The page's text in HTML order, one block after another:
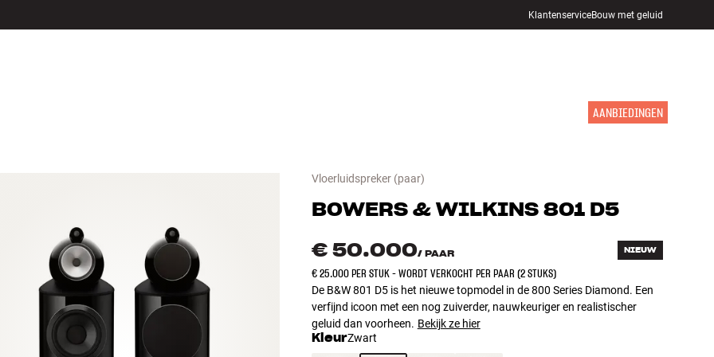
KlantenserviceBouw met geluid
AANBIEDINGEN
Vloerluidspreker(paar)
BOWERS & WILKINS 801 D5
€ 50.000/ PAAR NIEUW
€ 25.000 PER STUK - WORDT VERKOCHT PER PAAR (2 STUKS)
De B&W 801 D5 is het nieuwe topmodel in de 800 Series Diamond. Een
verfijnd icoon met een nog zuiverder, nauwkeuriger en realistischer
geluid dan voorheen. Bekijk ze hier
KleurZwart